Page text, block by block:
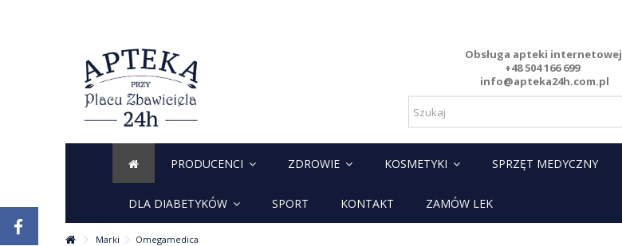
Obsługa apteki internetowej
+48 504 166 699
info@apteka24h.com.pl
PRODUCENCI ZDROWIE KOSMETYKI SPRZĘT MEDYCZNY
DLA DIABETYKÓW SPORT KONTAKT ZAMÓW LEK
Marki Omegamedica